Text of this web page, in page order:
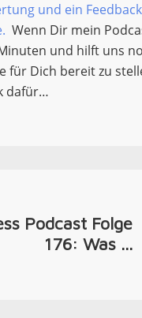
und ein Feedback
Wenn Dir mein
und hilft uns
für Dich bereit zu
dafür…
Podcast Folge
176: Was ...